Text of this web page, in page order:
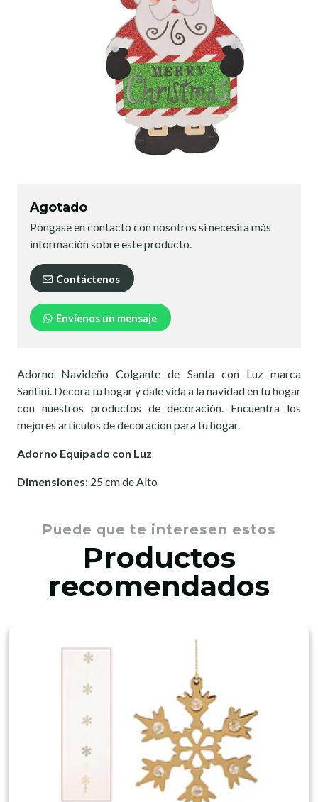
Agotado
Póngase en contacto con nosotros si necesita más
información sobre este producto.
Contáctenos
Envíenos un mensaje
Adorno Navideño Colgante de Santa con Luz marca
Santini. Decora tu hogar y dale vida a la navidad en tu hogar
con nuestros productos de decoración. Encuentra los
mejores artículos de decoración para tu hogar.
Adorno Equipado con Luz
Dimensiones: 25 cm de Alto
Puede que te interesen estos
Productos
recomendados